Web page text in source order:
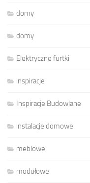
domy
domy
Elektryczne furtki
inspiracje
Inspiracje Budowlane
instalacje domowe
meblowe
modułowe